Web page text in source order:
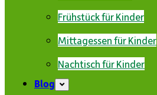
Frühstück für Kinder
Mittagessen für Kinder
Nachtisch für Kinder
Blog